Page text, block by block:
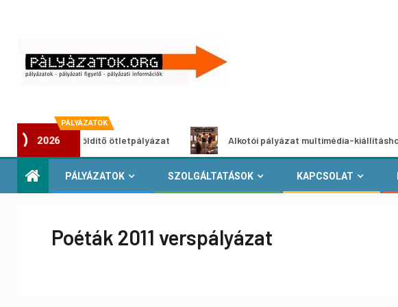
PÁLYÁZATOK
2026
Városzöldítő ötletpályázat Alkotói pályázat multimédia-kiállításhoz
PÁLYÁZATOK SZOLGÁLTATÁSOK KAPCSOLAT
Poéták 2011 verspályázat